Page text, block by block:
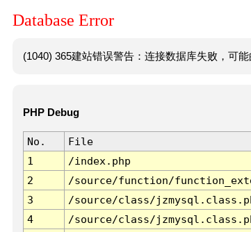
Database Error
(1040) 365建站错误警告：连接数据库失败，可
PHP Debug
No. File
1
/index.php
2
/source/function/
3
/source/class/
4
/source/class/